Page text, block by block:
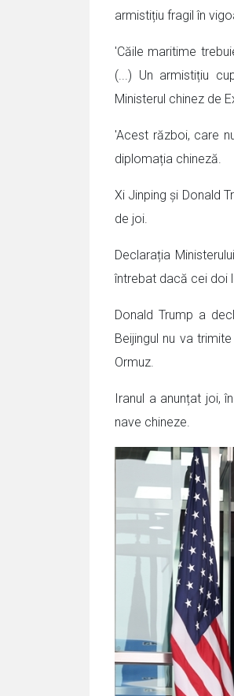
armistițiu fragil în
'Căile maritime
(...) Un armistițiu
Ministerul chinez de
'Acest război, care
diplomația chineză.
Xi Jinping și Donald
de joi.
Declarația
întrebat dacă cei doi
Donald Trump a
Beijingul nu va
Ormuz.
Iranul a anunțat joi,
nave chineze.